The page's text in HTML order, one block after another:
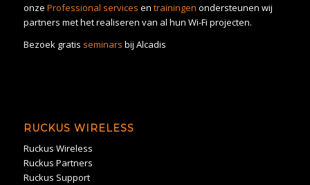
onze Professional services en trainingen ondersteunen wij
partners met het realiseren van al hun Wi-Fi projecten.
Bezoek gratis seminars bij Alcadis
RUCKUS WIRELESS
Ruckus Wireless
Ruckus Partners
Ruckus Support